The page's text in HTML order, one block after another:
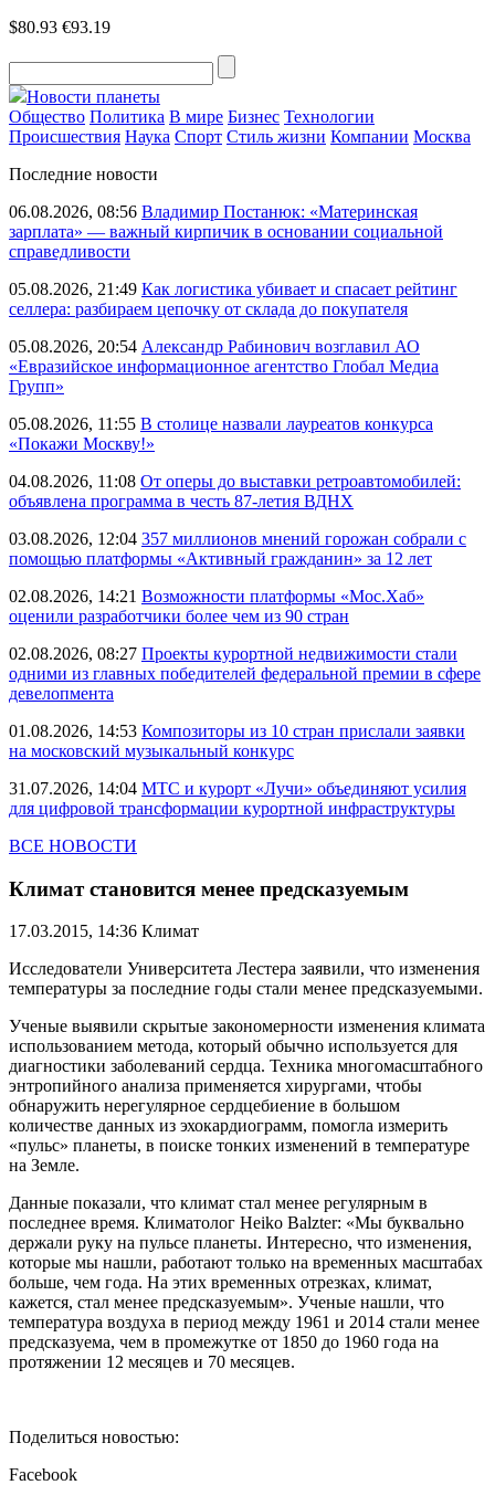
$80.93 €93.19
Новости планеты
Общество Политика В мире Бизнес Технологии
Происшествия Наука Спорт Стиль жизни Компании Москва
Последние новости
06.08.2026, 08:56 Владимир Постанюк: «Материнская
зарплата» — важный кирпичик в основании социальной
справедливости
05.08.2026, 21:49 Как логистика убивает и спасает рейтинг
селлера: разбираем цепочку от склада до покупателя
05.08.2026, 20:54 Александр Рабинович возглавил АО
«Евразийское информационное агентство Глобал Медиа
Групп»
05.08.2026, 11:55 В столице назвали лауреатов конкурса
«Покажи Москву!»
04.08.2026, 11:08 От оперы до выставки ретроавтомобилей:
объявлена программа в честь 87-летия ВДНХ
03.08.2026, 12:04 357 миллионов мнений горожан собрали с
помощью платформы «Активный гражданин» за 12 лет
02.08.2026, 14:21 Возможности платформы «Мос.Хаб»
оценили разработчики более чем из 90 стран
02.08.2026, 08:27 Проекты курортной недвижимости стали
одними из главных победителей федеральной премии в сфере
девелопмента
01.08.2026, 14:53 Композиторы из 10 стран прислали заявки
на московский музыкальный конкурс
31.07.2026, 14:04 МТС и курорт «Лучи» объединяют усилия
для цифровой трансформации курортной инфраструктуры
ВСЕ НОВОСТИ
Климат становится менее предсказуемым
17.03.2015, 14:36 Климат
Исследователи Университета Лестера заявили, что изменения
температуры за последние годы стали менее предсказуемыми.
Ученые выявили скрытые закономерности изменения климата
использованием метода, который обычно используется для
диагностики заболеваний сердца. Техника многомасштабного
энтропийного анализа применяется хирургами, чтобы
обнаружить нерегулярное сердцебиение в большом
количестве данных из эхокардиограмм, помогла измерить
«пульс» планеты, в поиске тонких изменений в температуре
на Земле.
Данные показали, что климат стал менее регулярным в
последнее время. Климатолог Heiko Balzter: «Мы буквально
держали руку на пульсе планеты. Интересно, что изменения,
которые мы нашли, работают только на временных масштабах
больше, чем года. На этих временных отрезках, климат,
кажется, стал менее предсказуемым». Ученые нашли, что
температура воздуха в период между 1961 и 2014 стали менее
предсказуема, чем в промежутке от 1850 до 1960 года на
протяжении 12 месяцев и 70 месяцев.
Поделиться новостью:
Facebook